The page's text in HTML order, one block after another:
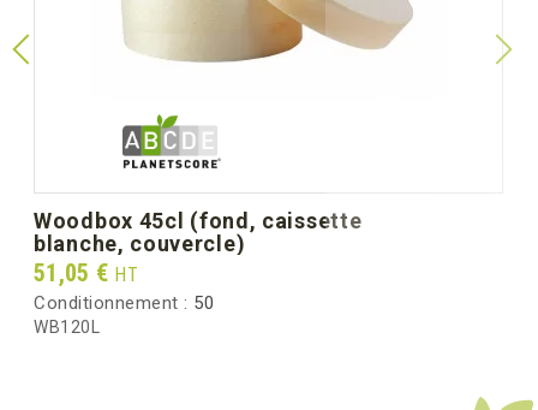
Poids unitaire (g) 1.9
Poids brut au carton (kg)
woodbox 45cl (fond, caissette
blanche, couvercle)
Prix
51,05 € HT
Conditionnement : 50
WB120L